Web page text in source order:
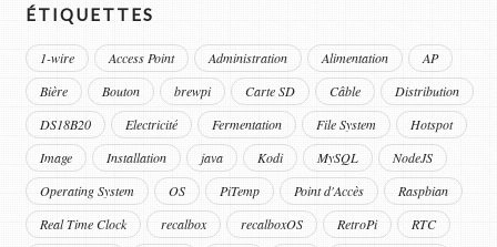
ÉTIQUETTES
1-wire Access Point Administration Alimentation
AP
Bière
Bouton brewpi Carte SD Câble
Distribution
DS18B20
Electricité Fermentation File System
Hotspot
Image
Installation java Kodi MySQL
NodeJS
Operating System
OS PiTemp Point d'Accès
Raspbian
Real Time Clock
recalbox recalboxOS RetroPi
RTC